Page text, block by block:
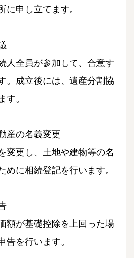
に申し立てます。
人全員が参加して、合意す
。成立後には、遺産分割協
す。
産の名義変更
変更し、土地や建物等の名
めに相続登記を行います。
額が基礎控除を上回った場
告を行います。